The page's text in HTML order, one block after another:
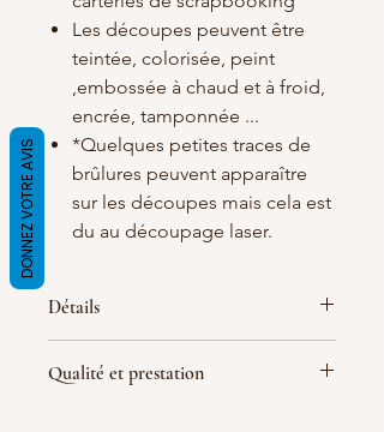
Les découpes peuvent être
teintée, colorisée, peint
,embossée à chaud et à froid,
encrée, tamponnée ...
*Quelques petites traces de
brûlures peuvent apparaître
sur les découpes mais cela est
du au découpage laser.
Détails
1.5 d'épaisseur
Qualité et prestation
DONNEZ VOTRE AVIS